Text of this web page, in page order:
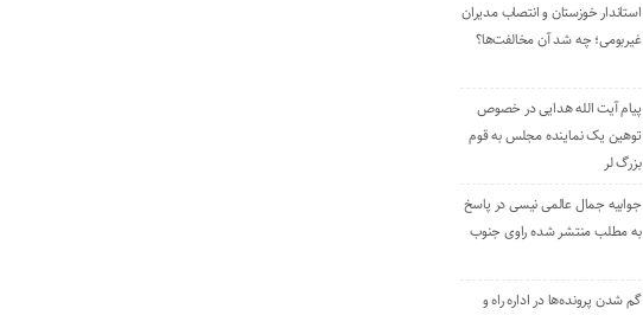
استاندار خوزستان و انتصاب مدیران
غیربومی؛ چه شد آن مخالفت‌ها؟
پیام آیت الله هدایی در خصوص
توهین یک نماینده مجلس به قوم
بزرگ لر
جوابیه جمال عالمی نیسی در پاسخ
به مطلب منتشر شده راوی جنوب
گم شدن پرونده‌ها در اداره راه و